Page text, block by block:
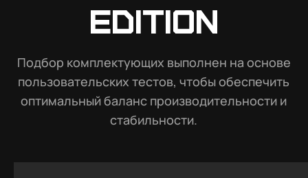
Edition
Подбор комплектующих выполнен на основе
пользовательских тестов, чтобы обеспечить
оптимальный баланс производительности и
стабильности.